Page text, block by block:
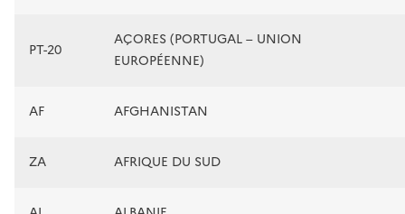
PT-20
AÇORES (PORTUGAL – UNION
EUROPÉENNE)
AF AFGHANISTAN
ZA AFRIQUE DU SUD